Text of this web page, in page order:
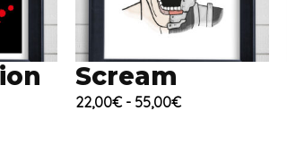
Scream
22,00€ - 55,00€Fascia